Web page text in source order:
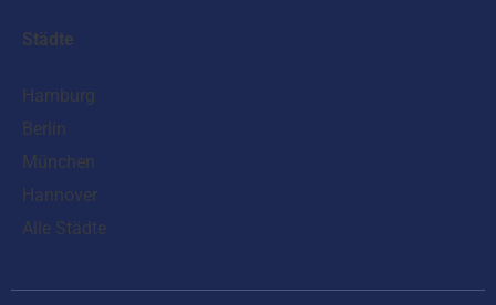
Städte
Hamburg
Berlin
München
Hannover
Alle Städte